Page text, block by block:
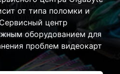
от типа поломки и
центр
оборудованием для
проблем видеокарт